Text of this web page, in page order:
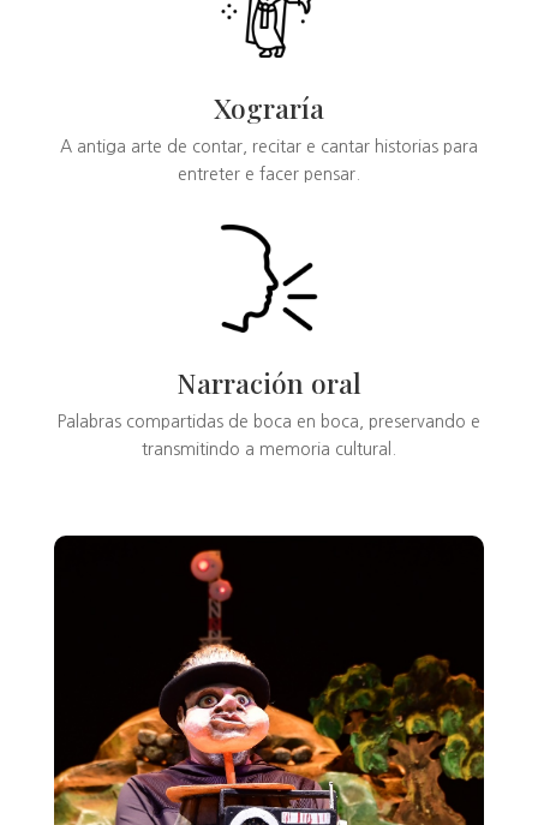
Xograría
A antiga arte de contar, recitar e cantar historias para
entreter e facer pensar.
Narración oral
Palabras compartidas de boca en boca, preservando e
transmitindo a memoria cultural.